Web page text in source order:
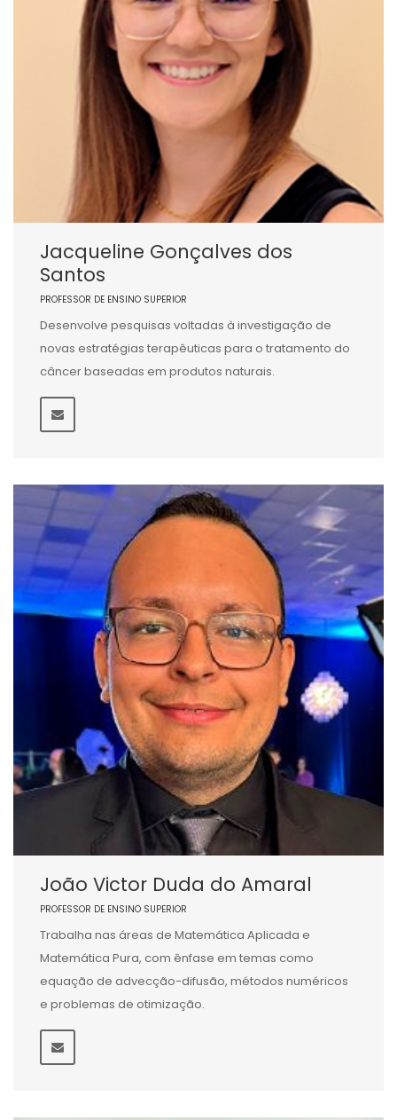
Jacqueline Gonçalves dos
Santos
PROFESSOR DE ENSINO SUPERIOR
Desenvolve pesquisas voltadas à investigação de
novas estratégias terapêuticas para o tratamento do
câncer baseadas em produtos naturais.
João Victor Duda do Amaral
PROFESSOR DE ENSINO SUPERIOR
Trabalha nas áreas de Matemática Aplicada e
Matemática Pura, com ênfase em temas como
equação de advecção-difusão, métodos numéricos
e problemas de otimização.